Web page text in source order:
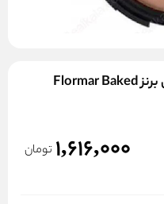
رژگونه فلورمار شماره ۵۰ مدل پیچی برنز Flormar Baked
1,616,000 تومان